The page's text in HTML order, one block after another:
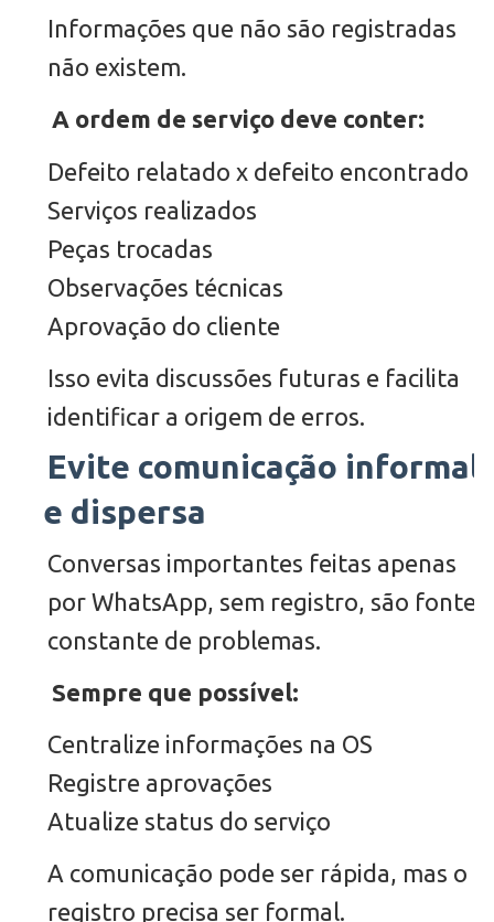
Informações que não são registradas
não existem.
A ordem de serviço deve conter:
Defeito relatado x defeito encontrado
Serviços realizados
Peças trocadas
Observações técnicas
Aprovação do cliente
Isso evita discussões futuras e facilita
identificar a origem de erros.
Evite comunicação informal
e dispersa
Conversas importantes feitas apenas
por WhatsApp, sem registro, são fonte
constante de problemas.
Sempre que possível:
Centralize informações na OS
Registre aprovações
Atualize status do serviço
A comunicação pode ser rápida, mas o
registro precisa ser formal.